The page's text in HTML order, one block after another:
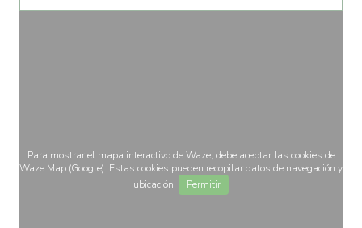
Para mostrar el mapa interactivo de Waze, debe aceptar las cookies de
Waze Map (Google). Estas cookies pueden recopilar datos de navegación y
ubicación.
Permitir